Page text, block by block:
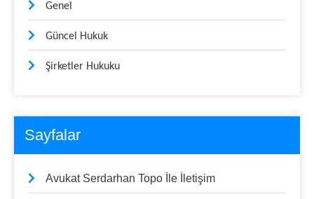
Genel
Güncel Hukuk
Şirketler Hukuku
Sayfalar
Avukat Serdarhan Topo İle İletişim